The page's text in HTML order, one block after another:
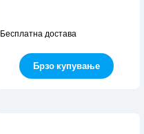
Бесплатна достава
Брзо купување